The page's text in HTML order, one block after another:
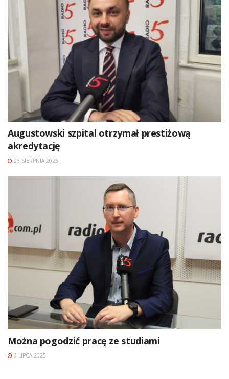
Augustowski szpital otrzymał prestiżową
akredytację
26 SIERPNIA 2025
Można pogodzić pracę ze studiami
3 LIPCA 2025